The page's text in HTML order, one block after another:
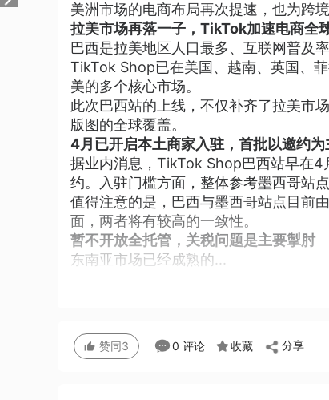
美洲市场的电商布局再次提速，也为跨
拉美市场再落一子，TikTok加速电商全
巴西是拉美地区人口最多、互联网普及
TikTok Shop已在美国、越南、英国、
美的多个核心市场。
此次巴西站的上线，不仅补齐了拉美市
版图的全球覆盖。
4月已开启本土商家入驻，首批以邀约为
据业内消息，TikTok Shop巴西站早在4
约。入驻门槛方面，整体参考墨西哥站
值得注意的是，巴西与墨西哥站点目前
面，两者将有较高的一致性。
暂不开放全托管，关税问题是主要掣肘
东南亚市场已经成熟的...
赞同3 0 评论 收藏 分享